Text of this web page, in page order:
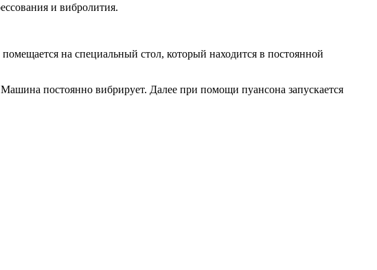
и вибролития.
на специальный стол, который находится в постоянной
постоянно вибрирует. Далее при помощи пуансона запускается